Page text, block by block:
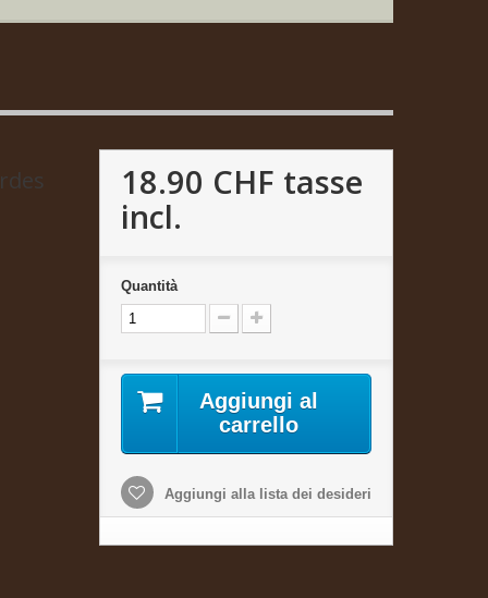
18.90 CHF tasse
incl.
Quantità
Aggiungi al
carrello
Aggiungi alla lista dei desideri